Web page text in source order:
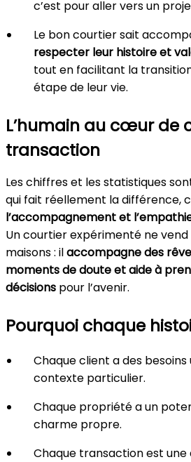
c’est pour aller vers un
Le bon courtier sait
respecter leur histoire et
tout en facilitant la
étape de leur vie.
L’humain au cœur de
transaction
Les chiffres et les statistiques
qui fait réellement la différence,
l’accompagnement et
Un courtier expérimenté ne
maisons : ilaccompagne des
moments de doute et aide à
décisions pour l’avenir.
Pourquoi chaque
Chaque client a des besoins
contexte particulier.
Chaque propriété a un
charme propre.
Chaque transaction est